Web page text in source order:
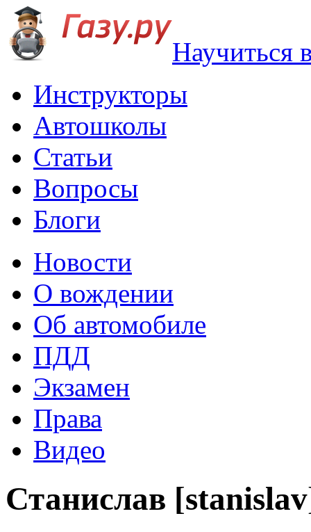
Научиться
Инструкторы
Автошколы
Статьи
Вопросы
Блоги
Новости
О вождении
Об автомобиле
ПДД
Экзамен
Права
Видео
Станислав